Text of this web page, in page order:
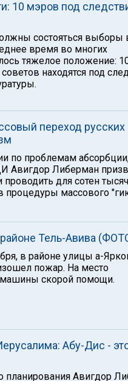
10 мэров под
состояться выборы
время во многих
тяжелое положение:
находятся под
переход русских
по проблемам
Авигдор Либерман
для сотен тысяч
процедуры массового
Тель-Авива
в районе улицы а-
пожар. На место
скорой помощи.
Абу-Дис -
планирования Авигдор